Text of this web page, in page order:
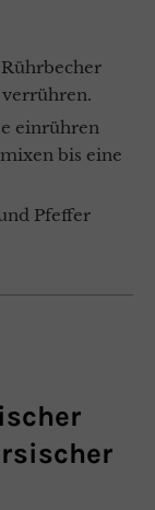
bis eine
Pfeffer